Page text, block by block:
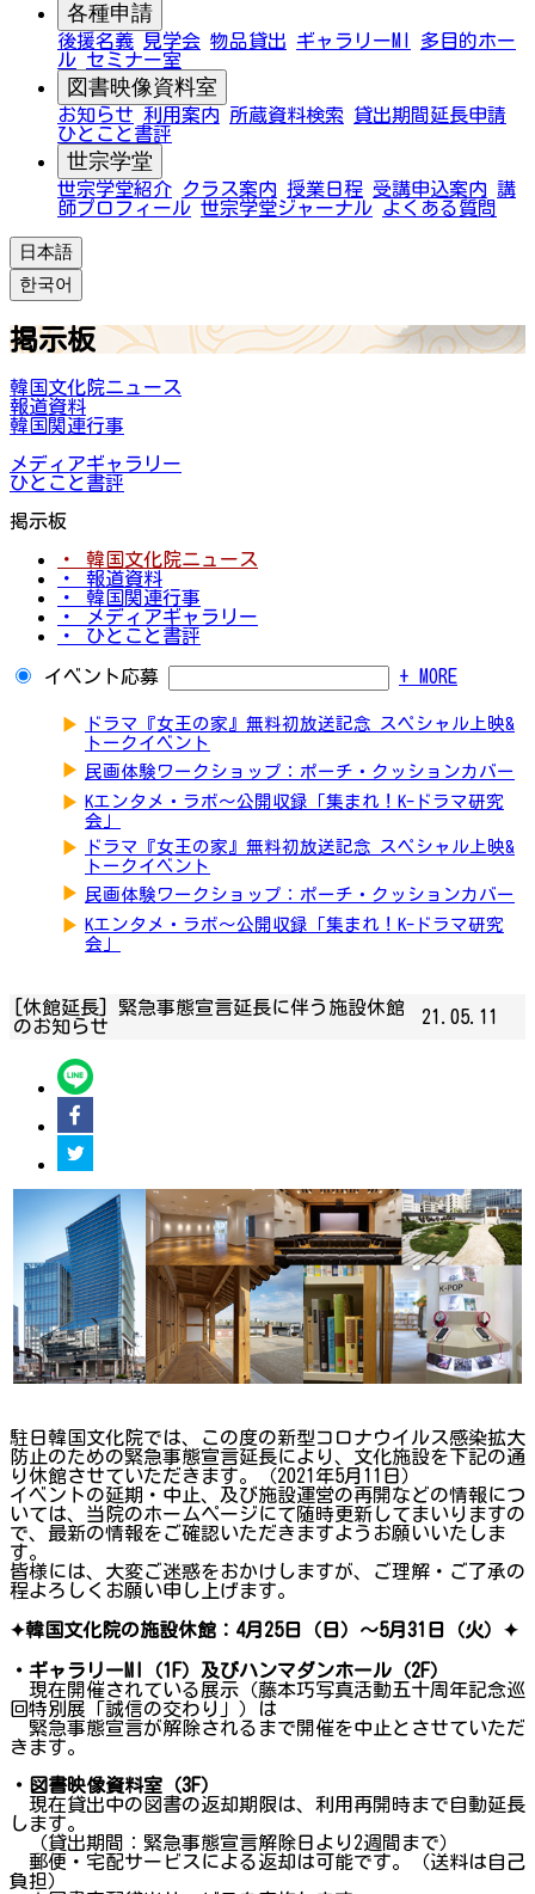
各種申請
後援名義 見学会 物品貸出 ギャラリーMI
多目的ホー
ル セミナー室
図書映像資料室
お知らせ 利用案内 所蔵資料検索
貸出期間延長申請
ひとこと書評
世宗学堂
世宗学堂紹介 クラス案内 授業日程 受講申込案内 講
師プロフィール 世宗学堂ジャーナル よくある質問
日本語
한국어
掲示板
韓国文化院ニュース
報道資料
韓国関連行事
メディアギャラリー
ひとこと書評
掲示板
・ 韓国文化院ニュース
・ 報道資料
・ 韓国関連行事
・ メディアギャラリー
・ ひとこと書評
イベント応募 + MORE
▶
ドラマ『女王の家』無料初放送記念 スペシャル上映&
トークイベント
▶ 民画体験ワークショップ：ポーチ・クッションカバー
▶ Kエンタメ・ラボ～公開収録「集まれ！K-ドラマ研究
会」
▶
ドラマ『女王の家』無料初放送記念 スペシャル上映&
トークイベント
▶ 民画体験ワークショップ：ポーチ・クッションカバー
▶ Kエンタメ・ラボ～公開収録「集まれ！K-ドラマ研究
会」
[休館延長] 緊急事態宣言延長に伴う施設休館
のお知らせ
21.05.11
駐日韓国文化院では、この度の新型コロナウイルス感染拡大
防止のための緊急事態宣言延長により、文化施設を下記の通
り休館させていただきます。（2021年5月11日）
イベントの延期・中止、及び施設運営の再開などの情報につ
いては、当院のホームページにて随時更新してまいりますの
で、最新の情報をご確認いただきますようお願いいたしま
す。
皆様には、大変ご迷惑をおかけしますが、ご理解・ご了承の
程よろしくお願い申し上げます。
✦韓国文化院の施設休館：4月25日（日）～5月31日（火）✦
・ギャラリーMI（1F）及びハンマダンホール（2F）
現在開催されている展示（藤本巧写真活動五十周年記念巡
回特別展「誠信の交わり」）は
緊急事態宣言が解除されるまで開催を中止とさせていただ
きます。
・図書映像資料室（3F）
現在貸出中の図書の返却期限は、利用再開時まで自動延長
します。
（貸出期間：緊急事態宣言解除日より2週間まで）
郵便・宅配サービスによる返却は可能です。（送料は自己
負担）